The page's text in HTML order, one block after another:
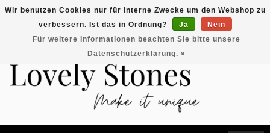
EUR
Wir benutzen Cookies nur für interne Zwecke um den Webshop zu
verbessern. Ist das in Ordnung?
Ja
Nein
Für weitere Informationen beachten Sie bitte unsere
Datenschutzerklärung. »